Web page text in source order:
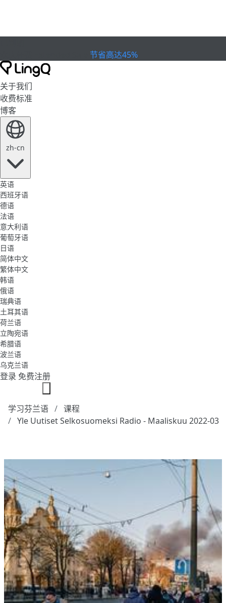
节省高达45%
关于我们
收费标准
博客
zh-cn
英语
西班牙语
德语
法语
意大利语
葡萄牙语
日语
简体中文
繁体中文
韩语
俄语
瑞典语
土耳其语
荷兰语
立陶宛语
希腊语
波兰语
乌克兰语
登录 免费注册
学习芬兰语
课程
Yle Uutiset Selkosuomeksi Radio - Maaliskuu 2022-03